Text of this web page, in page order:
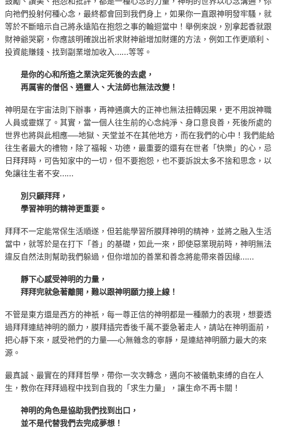
向祂們投射何種心念，最終都會回到我們身上，如果你一直跟神明發牢騷，就
等於不斷暗示自己將永遠陷在抱怨之事的輪迴當中！舉例來說，別拿起香就跟
財神爺哭窮，你應該明確說出祈求財神爺增加財運的方法，例如工作更順利、
投資能賺錢、找到副業增加收入……等等。
是你的心和所造之業決定死後的去處，
再厲害的僧侶、通靈人、大法師也無法改變！
神明是在宇宙法則下辦事，再神通廣大的正神也無法扭轉因果，更不用說神職
人員或靈媒了。其實，當一個人往生前的心念純淨、身口意良善，死後所處的
世界也將與此相應──地獄、天堂並不在其他地方，而在我們的心中！我們能給
往生者最大的禮物，除了福報、功德，最重要的還有在世者「快樂」的心，忌
日拜拜時，可告知家中的一切，但不要抱怨，也不要訴說太多不捨和思念，以
免讓往生者不安……
別只顧拜拜，
學習神明的精神更重要。
拜拜不一定能常保生活順遂，但若能學習所膜拜神明的精神，並將之融入生活
當中，就等於是在打下「善」的基礎，如此一來，即使惡業現前時，神明無法
違反自然法則幫助我們躲過，但你增加的善業和善念將能帶來善因緣……
靜下心感受神明的力量，
拜拜完就急著離開，難以跟神明願力接上線！
不管是東方還是西方的神祇，每一尊正信的神明都是一種願力的表現，想要透
過拜拜連結神明的願力，膜拜插完香後千萬不要急著走人，請站在神明面前，
把心靜下來，感受祂們的力量──心無雜念的寧靜，是連結神明願力最大的來
源。
最真誠、最實在的拜拜哲學，帶你一次次轉念，邁向不被儀軌束縛的自在人
生，教你在拜拜過程中找到自我的「求生力量」，讓生命不再卡關！
神明的角色是協助我們找到出口，
並不是代替我們去完成夢想！